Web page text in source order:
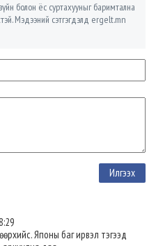
болон ёс суртахууныг баримтална
Мэдээний сэтгэгдэлд ergelt.mn
Японы баг ирвэл тэгээд